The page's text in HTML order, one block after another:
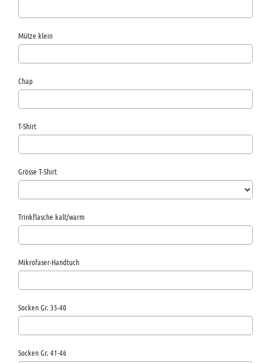
Mütze klein
Chap
T-Shirt
Grösse T-Shirt
Trinkflasche kalt/warm
Mikrofaser-Handtuch
Socken Gr. 35-40
Socken Gr. 41-46